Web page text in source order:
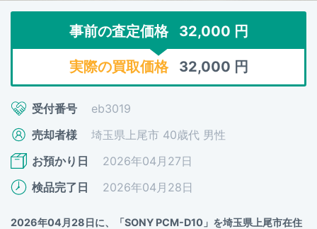
事前の査定価格 32,000 円
実際の買取価格 32,000 円
受付番号
eb3019
売却者様
埼玉県上尾市 40歳代 男性
お預かり日
2026年04月27日
検品完了日
2026年04月28日
2026年04月28日に、「SONY PCM-D10」を埼玉県上尾市在住